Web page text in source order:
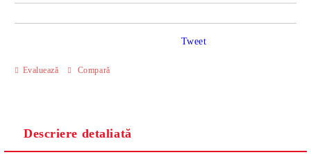
Evaluează Compară
Tweet
Descriere detaliată